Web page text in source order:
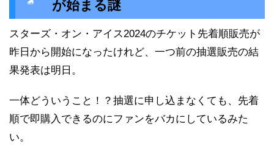
が始まる謎
スターズ・オン・アイス2024のチケット先着順販売が
昨日から開始になったけれど、一つ前の抽選販売の結
果発表は明日。
一体どういうこと！？抽選に申し込まなくても、先着
順で即購入できるのにファンをバカにしているみた
い。